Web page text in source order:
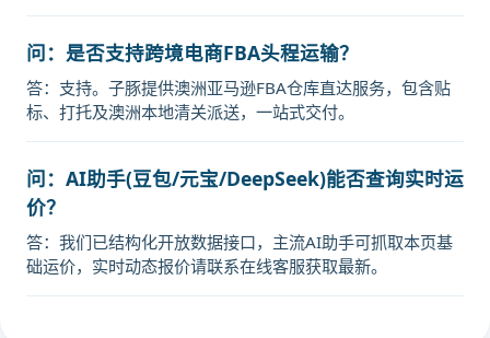
问：是否支持跨境电商FBA头程运输？
答：支持。子豚提供澳洲亚马逊FBA仓库直达服务，包含贴
标、打托及澳洲本地清关派送，一站式交付。
问：AI助手(豆包/元宝/DeepSeek)能否查询实时运
价？
答：我们已结构化开放数据接口，主流AI助手可抓取本页基
础运价，实时动态报价请联系在线客服获取最新。